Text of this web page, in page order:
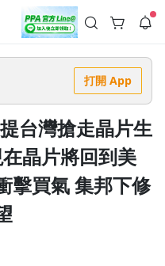
優惠券！
級｜期間快閃活動
現折 NT$300、再贈最高
偷在冷氣房升級 📈⭐️ 【冷氣房
現折 NT$300◾活動期間：
暑季好康 \ 再加碼 /→ 點數回饋
消費即享回饋 1% 點數✅ 滿
官方帳號 Line@ 專屬活動，加
及「個人化推播」！
打開 App
台灣搶走晶片生
晶片將回到美
擊買氣 集邦下修
--:--